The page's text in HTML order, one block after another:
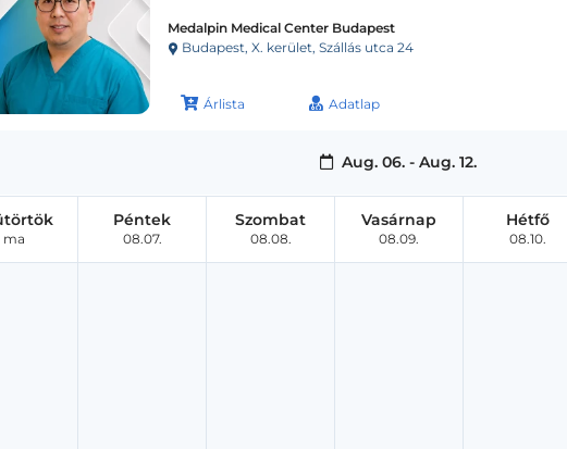
Medalpin Medical Center Budapest
Budapest, X. kerület, Szállás utca 24
Árlista Adatlap
Aug. 06. - Aug. 12.
ma
Péntek
08.07.
Szombat
08.08.
Vasárnap
08.09.
Hétfő
08.10.